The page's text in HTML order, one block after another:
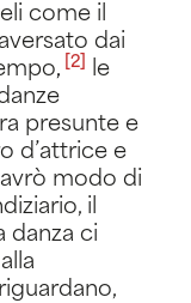
come il
dai
, [2]
le
presunte e
d’attrice e
modo di
il
danza ci